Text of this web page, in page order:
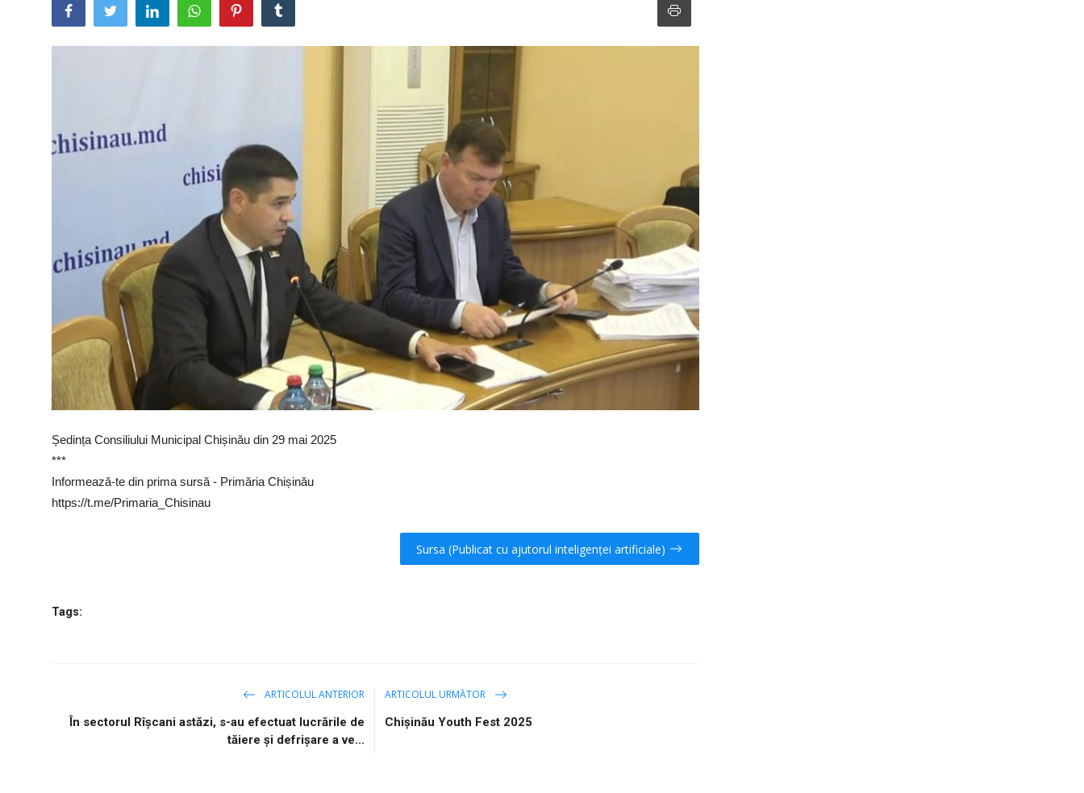
Sectorul Rîșcani
Ședința Consiliului Municipal Chișinău din 29 mai 2025
***
Informează-te din prima sursă - Primăria Chișinău
https://t.me/Primaria_Chisinau
Sursa (Publicat cu ajutorul inteligenței artificiale)
Tags:
ARTICOLUL ANTERIOR
În sectorul Rîșcani astăzi, s-au efectuat lucrările de
tăiere și defrișare a ve...
ARTICOLUL URMĂTOR
Chișinău Youth Fest 2025